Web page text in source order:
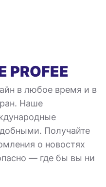
PROFEE
в любое время и в
Наше
Получайте
о новостях
— где бы вы ни